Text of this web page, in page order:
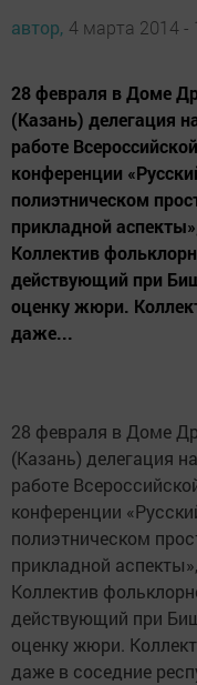
автор, 4 марта 2014 -
28 февраля в Доме
(Казань) делегация
работе
конференции
полиэтническом
прикладной
Коллектив
действующий при
оценку жюри.
даже...
28 февраля в Доме
(Казань) делегация
работе
конференции
полиэтническом
прикладной
Коллектив
действующий при
оценку жюри.
даже в соседние